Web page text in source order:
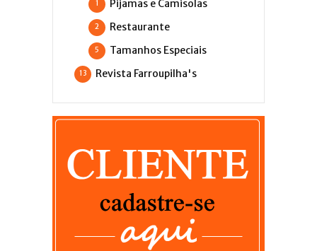
Pijamas e Camisolas
1
Restaurante
2
Tamanhos Especiais
5
Revista Farroupilha's
13